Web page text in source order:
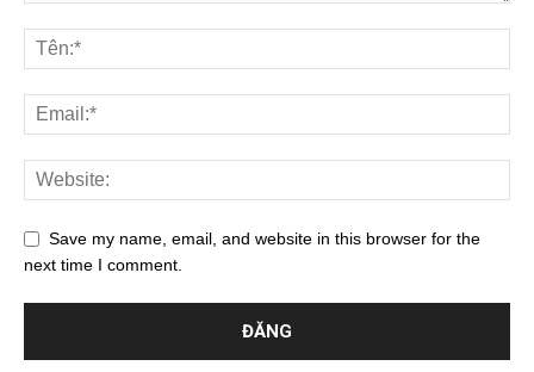
Save my name, email, and website in this browser for the
next time I comment.